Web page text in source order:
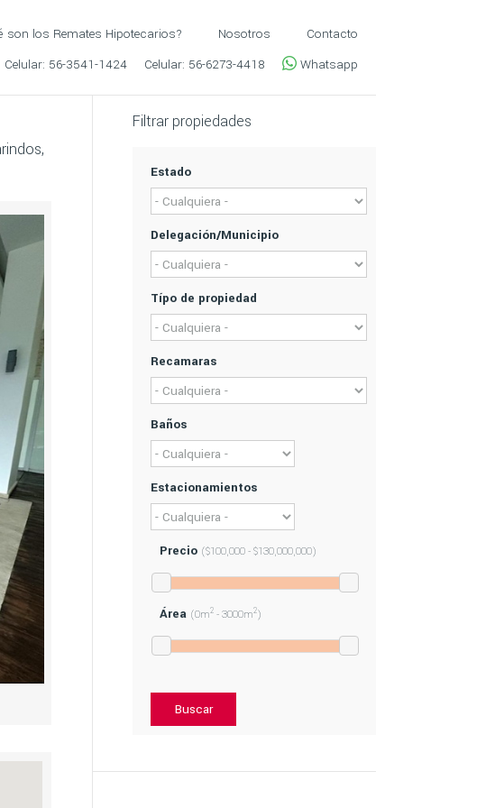
son los Remates Hipotecarios? Nosotros
Contacto
Celular: 56-3541-1424 Celular: 56-6273-4418 Whatsapp
Filtrar propiedades
Estado
Delegación/Municipio
Típo de propiedad
Recamaras
Baños
Estacionamientos
Precio ($100,000 - $130,000,000)
Área (0m2 - 3000m2)
Buscar